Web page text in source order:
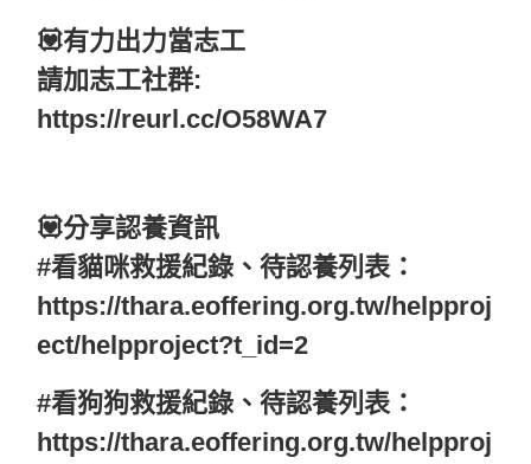
💟有力出力當志工
請加志工社群:
https://reurl.cc/O58WA7
💟分享認養資訊
#看貓咪救援紀錄、待認養列表：
https://thara.eoffering.org.tw/helpproj
ect/helpproject?t_id=2
#看狗狗救援紀錄、待認養列表：
https://thara.eoffering.org.tw/helpproj